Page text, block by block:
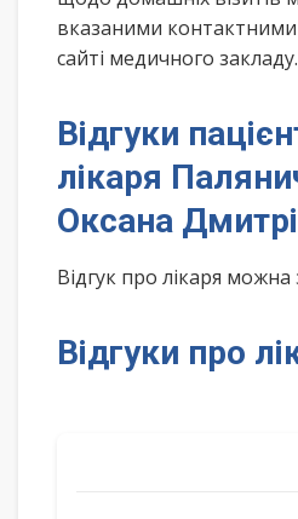
вказаними
сайті медичного закладу.
Відгуки
лікаря
Оксана
Відгук про лікаря
Відгуки про